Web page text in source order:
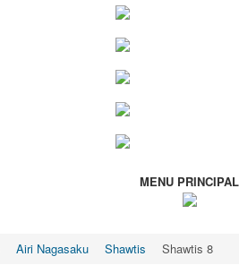
MENU PRINCIPAL
Airi Nagasaku Shawtis Shawtis 8